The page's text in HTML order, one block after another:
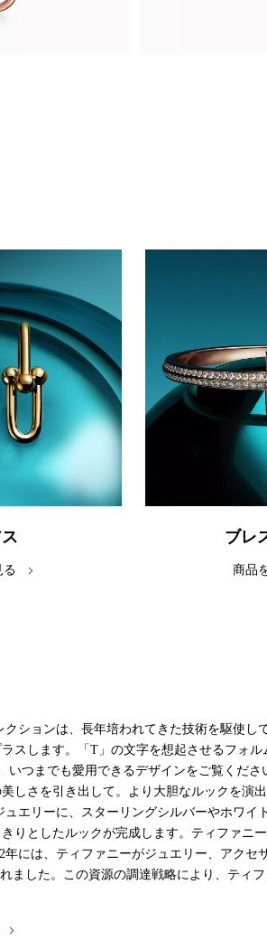
る
ブレ
商品
ションは、長年培われてきた技術を駆使し
スします。「T」の文字を想起させるフォ
つまでも愛用できるデザインをご覧くだ
しさを引き出して。より大胆なルックを演
エリーに、スターリングシルバーやホワイ
りとしたルックが完成します。ティファニ
には、ティファニーがジュエリー、アクセ
ました。この資源の調達戦略により、ティ